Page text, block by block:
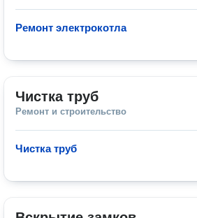
Ремонт электрокотла
Чистка труб
Ремонт и строительство
Чистка труб